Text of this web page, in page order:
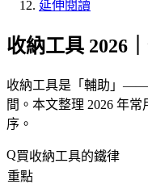
延伸閱讀
收納工具 2026
收納工具是「 輔助 」——
間。本文整理 2026 年
序。
買收納工具的鐵律
重點